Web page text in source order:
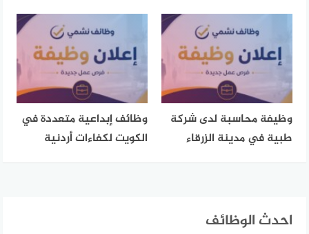
وظيفة محاسبة لدى شركة
طبية في مدينة الزرقاء
وظائف إبداعية متعددة في
الكويت لكفاءات أردنية
احدث الوظائف